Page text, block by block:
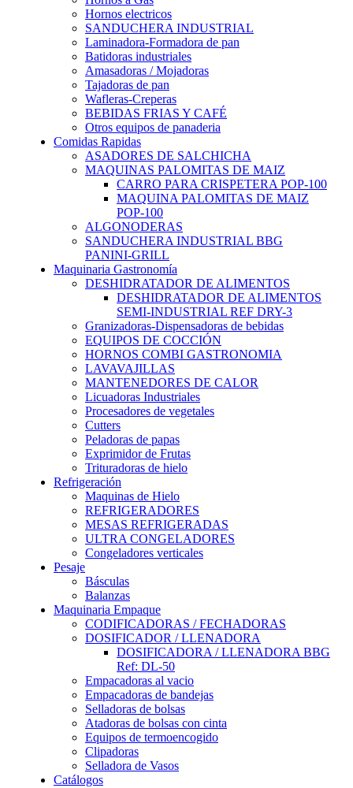
Hornos electricos
SANDUCHERA INDUSTRIAL
Laminadora-Formadora de pan
Batidoras industriales
Amasadoras / Mojadoras
Tajadoras de pan
Wafleras-Creperas
BEBIDAS FRIAS Y CAFÉ
Otros equipos de panaderia
Comidas Rapidas
ASADORES DE SALCHICHA
MAQUINAS PALOMITAS DE MAIZ
CARRO PARA CRISPETERA POP-100
MAQUINA PALOMITAS DE MAIZ
POP-100
ALGONODERAS
SANDUCHERA INDUSTRIAL BBG
PANINI-GRILL
Maquinaria Gastronomía
DESHIDRATADOR DE ALIMENTOS
DESHIDRATADOR DE ALIMENTOS
SEMI-INDUSTRIAL REF DRY-3
Granizadoras-Dispensadoras de bebidas
EQUIPOS DE COCCIÓN
HORNOS COMBI GASTRONOMIA
LAVAVAJILLAS
MANTENEDORES DE CALOR
Licuadoras Industriales
Procesadores de vegetales
Cutters
Peladoras de papas
Exprimidor de Frutas
Trituradoras de hielo
Refrigeración
Maquinas de Hielo
REFRIGERADORES
MESAS REFRIGERADAS
ULTRA CONGELADORES
Congeladores verticales
Pesaje
Básculas
Balanzas
Maquinaria Empaque
CODIFICADORAS / FECHADORAS
DOSIFICADOR / LLENADORA
DOSIFICADORA / LLENADORA BBG
Ref: DL-50
Empacadoras al vacio
Empacadoras de bandejas
Selladoras de bolsas
Atadoras de bolsas con cinta
Equipos de termoencogido
Clipadoras
Selladora de Vasos
Catálogos